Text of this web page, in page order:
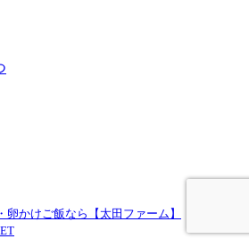
かけご飯なら【太田ファーム】